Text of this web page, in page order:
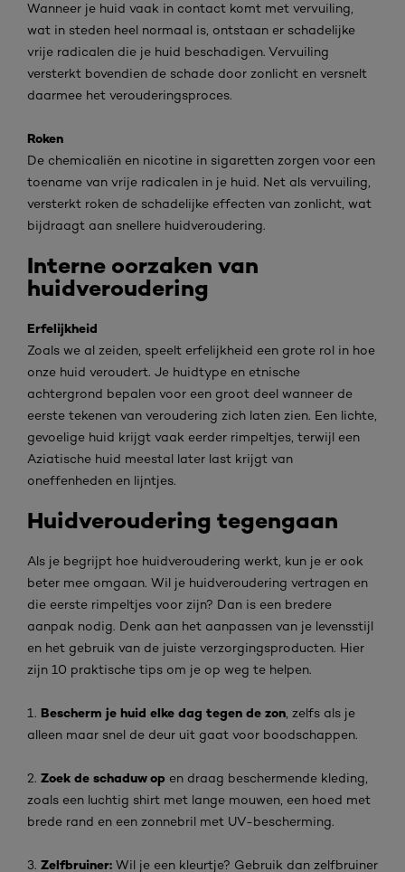
Wanneer je huid vaak in contact komt met vervuiling,
wat in steden heel normaal is, ontstaan er schadelijke
vrije radicalen die je huid beschadigen. Vervuiling
versterkt bovendien de schade door zonlicht en versnelt
daarmee het verouderingsproces.
Roken
De chemicaliën en nicotine in sigaretten zorgen voor een
toename van vrije radicalen in je huid. Net als vervuiling,
versterkt roken de schadelijke effecten van zonlicht, wat
bijdraagt aan snellere huidveroudering.
Interne oorzaken van
huidveroudering
Erfelijkheid
Zoals we al zeiden, speelt erfelijkheid een grote rol in hoe
onze huid veroudert. Je huidtype en etnische
achtergrond bepalen voor een groot deel wanneer de
eerste tekenen van veroudering zich laten zien. Een lichte,
gevoelige huid krijgt vaak eerder rimpeltjes, terwijl een
Aziatische huid meestal later last krijgt van
oneffenheden en lijntjes.
Huidveroudering tegengaan
Als je begrijpt hoe huidveroudering werkt, kun je er ook
beter mee omgaan. Wil je huidveroudering vertragen en
die eerste rimpeltjes voor zijn? Dan is een bredere
aanpak nodig. Denk aan het aanpassen van je levensstijl
en het gebruik van de juiste verzorgingsproducten. Hier
zijn 10 praktische tips om je op weg te helpen.
1. Bescherm je huid elke dag tegen de zon , zelfs als je
alleen maar snel de deur uit gaat voor boodschappen.
2. Zoek de schaduw op en draag beschermende kleding,
zoals een luchtig shirt met lange mouwen, een hoed met
brede rand en een zonnebril met UV-bescherming.
3. Zelfbruiner: Wil je een kleurtje? Gebruik dan zelfbruiner